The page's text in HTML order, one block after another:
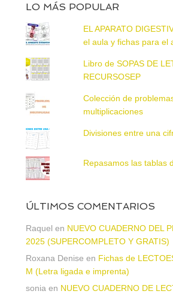
LO MÁS POPULAR
EL APARATO
el aula y fichas para el
Libro de SOPAS DE
RECURSOSEP
Colección de
multiplicaciones
Divisiones entre una
Repasamos las tablas
ÚLTIMOS COMENTARIOS
Raquel en NUEVO CUADERNO DEL
2025 (SUPERCOMPLETO Y GRATIS)
Roxana Denise en Fichas de
M (Letra ligada e imprenta)
sonia en NUEVO CUADERNO DE